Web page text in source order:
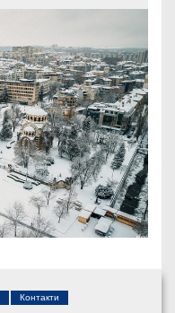
Контакти